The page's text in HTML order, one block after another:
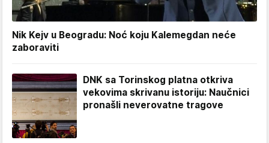
Nik Kejv u Beogradu: Noć koju Kalemegdan neće
zaboraviti
DNK sa Torinskog platna otkriva
vekovima skrivanu istoriju: Naučnici
pronašli neverovatne tragove